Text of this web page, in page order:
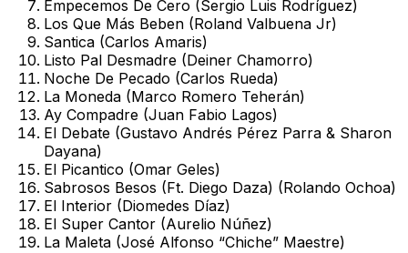
Empecemos De Cero (Sergio Luis Rodríguez)
Los Que Más Beben (Roland Valbuena Jr)
Santica (Carlos Amaris)
Listo Pal Desmadre (Deiner Chamorro)
Noche De Pecado (Carlos Rueda)
La Moneda (Marco Romero Teherán)
Ay Compadre (Juan Fabio Lagos)
El Debate (Gustavo Andrés Pérez Parra & Sharon
Dayana)
El Picantico (Omar Geles)
Sabrosos Besos (Ft. Diego Daza) (Rolando Ochoa)
El Interior (Diomedes Díaz)
El Super Cantor (Aurelio Núñez)
La Maleta (José Alfonso “Chiche” Maestre)